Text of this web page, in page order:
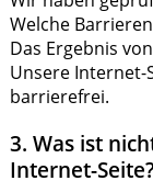
Welche
Das Ergebnis
Unsere Internet-
barrierefrei.
3. Was ist
Internet-